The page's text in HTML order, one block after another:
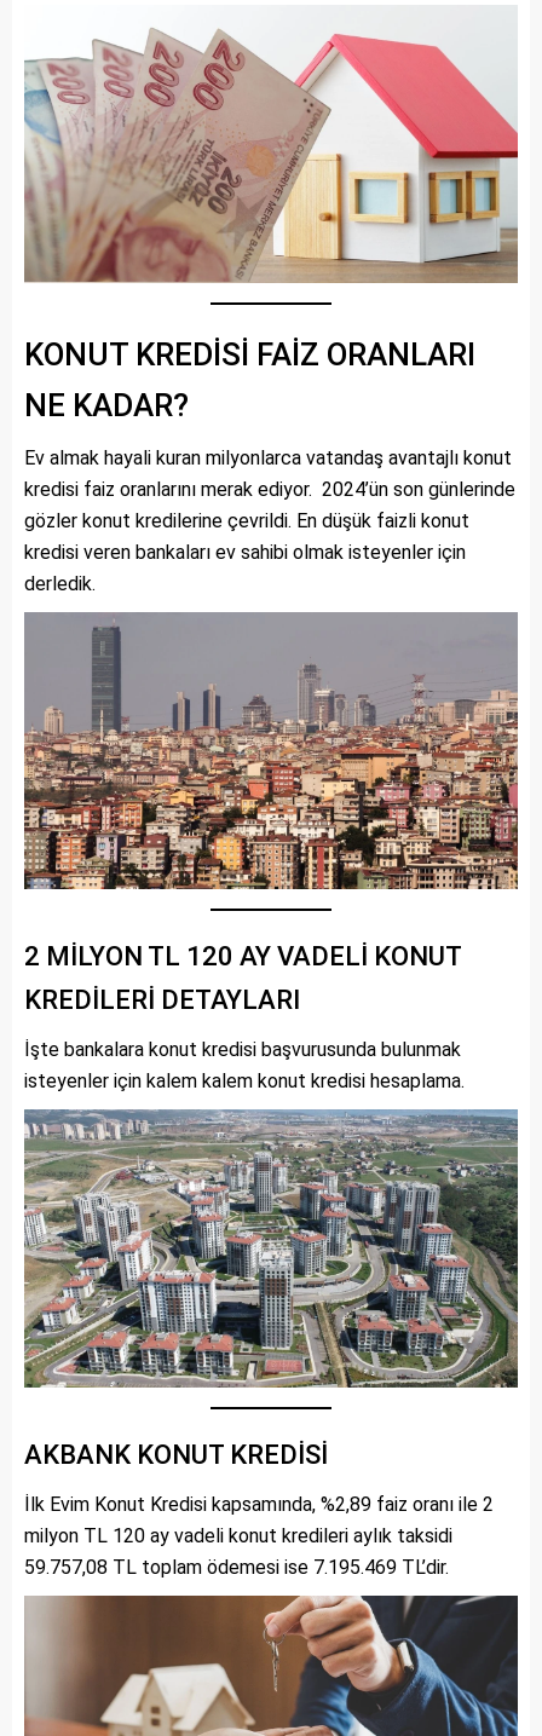
KONUT KREDİSİ FAİZ ORANLARI
NE KADAR?
Ev almak hayali kuran milyonlarca vatandaş avantajlı konut
kredisi faiz oranlarını merak ediyor. 2024’ün son günlerinde
gözler konut kredilerine çevrildi. En düşük faizli konut
kredisi veren bankaları ev sahibi olmak isteyenler için
derledik.
2 MİLYON TL 120 AY VADELİ KONUT
KREDİLERİ DETAYLARI
İşte bankalara konut kredisi başvurusunda bulunmak
isteyenler için kalem kalem konut kredisi hesaplama.
AKBANK KONUT KREDİSİ
İlk Evim Konut Kredisi kapsamında, %2,89 faiz oranı ile 2
milyon TL 120 ay vadeli konut kredileri aylık taksidi
59.757,08 TL toplam ödemesi ise 7.195.469 TL’dir.